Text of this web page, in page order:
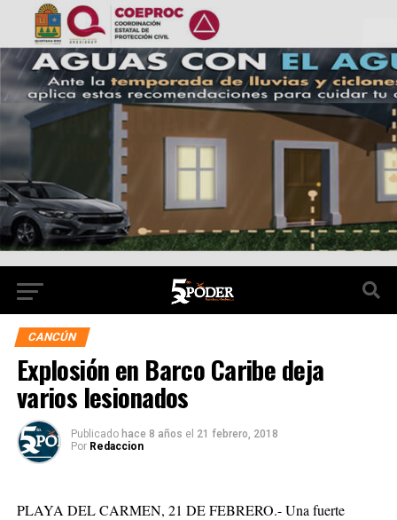
CANCÚN
Explosión en Barco Caribe deja
varios lesionados
Publicado hace 8 años el 21 febrero, 2018
Por Redaccion
PLAYA DEL CARMEN, 21 DE FEBRERO.- Una fuerte